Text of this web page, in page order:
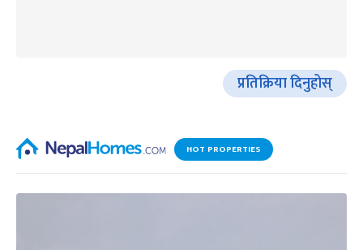
प्रतिक्रिया दिनुहोस्
HOT PROPERTIES